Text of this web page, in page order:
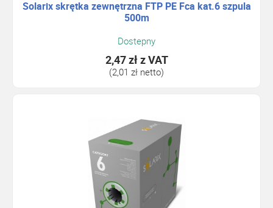
Solarix skrętka zewnętrzna FTP PE Fca kat.6 szpula
500m
Dostepny
2,47 złz VAT
(2,01 zł netto)